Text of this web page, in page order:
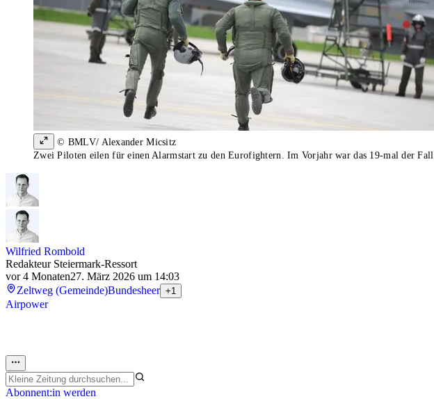
© BMLV/ Alexander Micsitz
Zwei Piloten eilen für einen Alarmstart zu den Eurofightern. Im Vorjahr war das 19-mal der Fall
Wilfried Rombold
Redakteur Steiermark-Ressort
vor 4 Monaten27. März 2026 um 14:03
Zeltweg (Gemeinde)Bundesheer +1
Airpower
Abonnent:in werden